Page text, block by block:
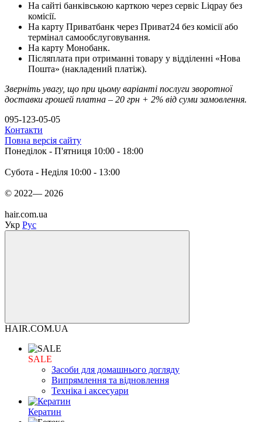
На сайті банківською карткою через сервіс Liqpay без
комісії.
На карту Приватбанк через Приват24 без комісії або
термінал самообслуговування.
На карту Монобанк.
Післяплата при отриманні товару у відділенні «Нова
Пошта» (накладений платіж).
Зверніть увагу, що при цьому варіанті послуги зворотної
доставки грошей платна – 20 грн + 2% від суми замовлення.
095-123-05-05
Контакти
Повна версія сайту
Понеділок - П'ятниця 10:00 - 18:00
Субота - Неділя 10:00 - 13:00
© 2022— 2026
hair.com.ua
Укр Рус
HAIR.COM.UA
SALE
Засоби для домашнього догляду
Випрямлення та відновлення
Техніка і аксесуари
Кератин